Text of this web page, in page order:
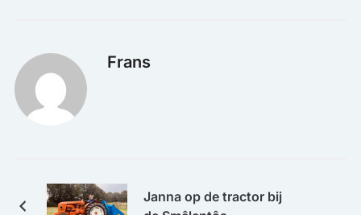
Frans
Janna op de tractor bij